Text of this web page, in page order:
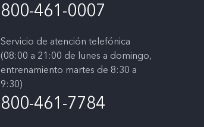
800-461-0007
Servicio de atención telefónica
(08:00 a 21:00 de lunes a domingo,
entrenamiento martes de 8:30 a
9:30)
800-461-7784